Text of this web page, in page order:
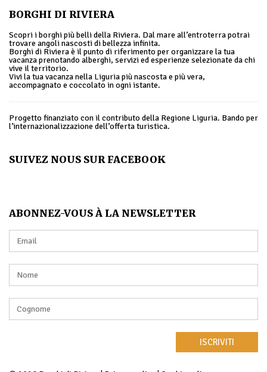
BORGHI DI RIVIERA
Scopri i borghi più belli della Riviera. Dal mare all’entroterra potrai
trovare angoli nascosti di bellezza infinita.
Borghi di Riviera è il punto di riferimento per organizzare la tua
vacanza prenotando alberghi, servizi ed esperienze selezionate da chi
vive il territorio.
Vivi la tua vacanza nella Liguria più nascosta e più vera,
accompagnato e coccolato in ogni istante.
Progetto finanziato con il contributo della Regione Liguria. Bando per
l’internazionalizzazione dell’offerta turistica.
SUIVEZ NOUS SUR FACEBOOK
ABONNEZ-VOUS À LA NEWSLETTER
ISCRIVITI